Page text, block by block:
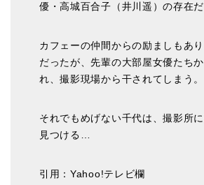
優・高城百合子（井川遥）の存在だ
カフェーの仲間からの励ましもあ
だったが、先輩の大部屋女優たち
れ、撮影現場から干されてしまう。
それでもめげない千代は、撮影所
見つける…
引用：Yahoo!テレビ欄